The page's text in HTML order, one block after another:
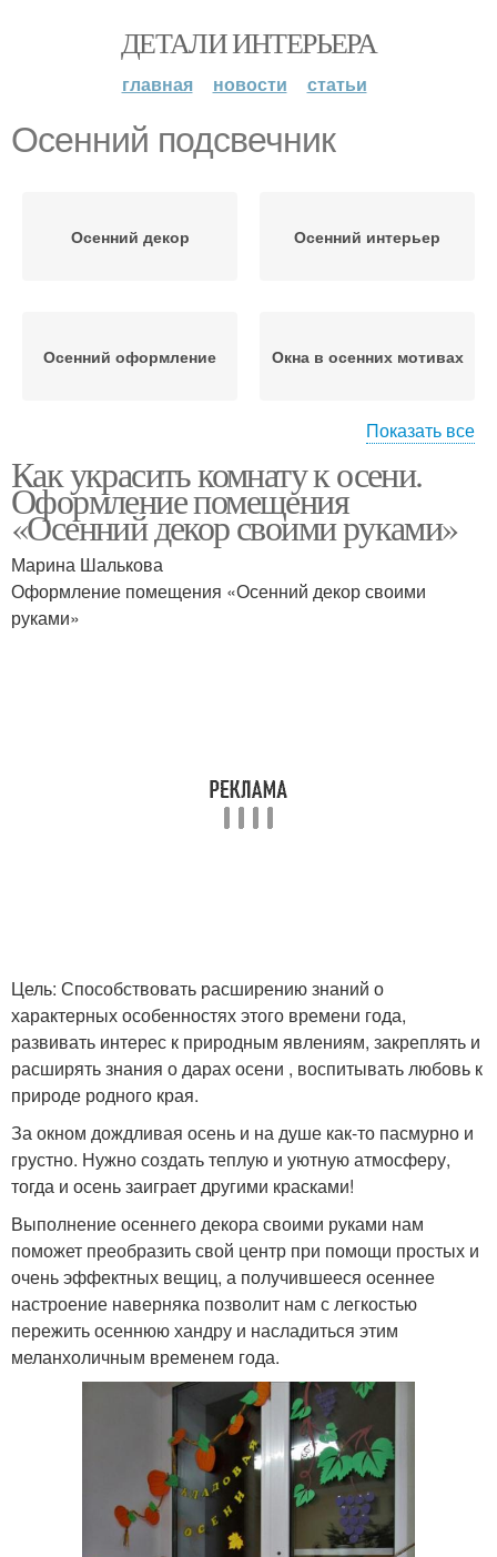
ДЕТАЛИ ИНТЕРЬЕРА
главная новости статьи
Осенний подсвечник
Осенний декор Осенний интерьер
Осенний оформление Окна в осенних мотивах
Осенний листопад Осенний букет
Осенний веночек Осенние оттенки
Показать все
Как украсить комнату к осени.
Оформление помещения
«Осенний декор своими руками»
Марина Шалькова
Оформление помещения «Осенний декор своими
руками»
Цель: Способствовать расширению знаний о
характерных особенностях этого времени года,
развивать интерес к природным явлениям, закреплять и
расширять знания о дарах осени , воспитывать любовь к
природе родного края.
За окном дождливая осень и на душе как-то пасмурно и
грустно. Нужно создать теплую и уютную атмосферу,
тогда и осень заиграет другими красками!
Выполнение осеннего декора своими руками нам
поможет преобразить свой центр при помощи простых и
очень эффектных вещиц, а получившееся осеннее
настроение наверняка позволит нам с легкостью
пережить осеннюю хандру и насладиться этим
меланхоличным временем года.